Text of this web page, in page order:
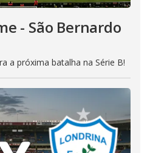
- São Bernardo
a próxima batalha na Série B!